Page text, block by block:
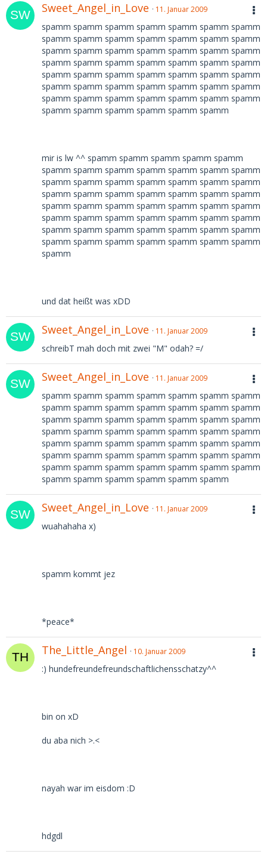
Sweet_Angel_in_Love 11. Januar 2009
spamm spamm spamm spamm spamm spamm spamm
spamm spamm spamm spamm spamm spamm spamm
spamm spamm spamm spamm spamm spamm spamm
spamm spamm spamm spamm spamm spamm spamm
spamm spamm spamm spamm spamm spamm spamm
spamm spamm spamm spamm spamm spamm spamm
spamm spamm spamm spamm spamm spamm spamm
spamm spamm spamm spamm spamm spamm
mir is lw ^^ spamm spamm spamm spamm spamm
spamm spamm spamm spamm spamm spamm spamm
spamm spamm spamm spamm spamm spamm spamm
spamm spamm spamm spamm spamm spamm spamm
spamm spamm spamm spamm spamm spamm spamm
spamm spamm spamm spamm spamm spamm spamm
spamm spamm spamm spamm spamm spamm spamm
spamm spamm spamm spamm spamm spamm spamm
spamm
und dat heißt was xDD
Sweet_Angel_in_Love 11. Januar 2009
schreibT mah doch mit zwei "M" odah? =/
Sweet_Angel_in_Love 11. Januar 2009
spamm spamm spamm spamm spamm spamm spamm
spamm spamm spamm spamm spamm spamm spamm
spamm spamm spamm spamm spamm spamm spamm
spamm spamm spamm spamm spamm spamm spamm
spamm spamm spamm spamm spamm spamm spamm
spamm spamm spamm spamm spamm spamm spamm
spamm spamm spamm spamm spamm spamm spamm
spamm spamm spamm spamm spamm spamm
Sweet_Angel_in_Love 11. Januar 2009
wuahahaha x)
spamm kommt jez
*peace*
The_Little_Angel 10. Januar 2009
:) hundefreundefreundschaftlichensschatzy^^
bin on xD
du aba nich >.<
nayah war im eisdom :D
hdgdl